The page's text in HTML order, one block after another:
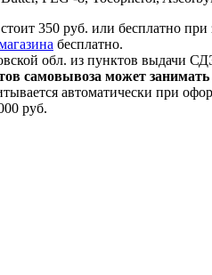
350 руб. или бесплатно при
бесплатно.
обл. из пунктов выдачи
самовывоза может занимать
автоматически при
руб.